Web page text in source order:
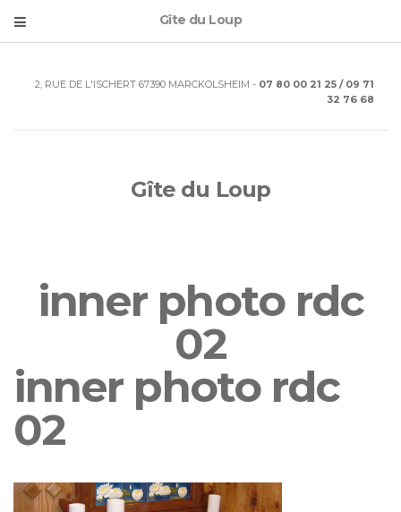
Gîte du Loup
2, RUE DE L'ISCHERT 67390 MARCKOLSHEIM - 07 80 00 21 25 / 09 71
32 76 68
Gîte du Loup
inner photo rdc
02
inner photo rdc
02